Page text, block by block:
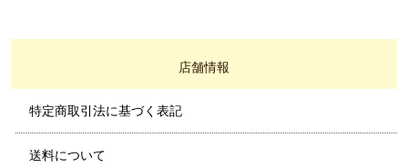
店舗情報
特定商取引法に基づく表記
送料について